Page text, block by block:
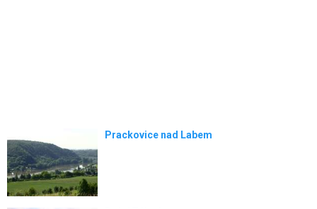
Prackovice nad Labem